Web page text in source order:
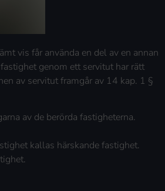
vis får använda en del av en annan
genom ett servitut har rätt
av servitut framgår av 14 kap. 1 §
av de berörda fastigheterna.
kallas härskande fastighet.